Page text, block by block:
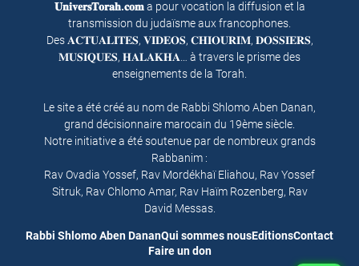
𝐔𝐧𝐢𝐯𝐞𝐫𝐬𝐓𝐨𝐫𝐚𝐡.𝐜𝐨𝐦a pour vocation la diffusion et la
transmission du judaïsme aux francophones.
Des 𝐀𝐂𝐓𝐔𝐀𝐋𝐈𝐓𝐄𝐒, 𝐕𝐈𝐃𝐄𝐎𝐒, 𝐂𝐇𝐈𝐎𝐔𝐑𝐈𝐌, 𝐃𝐎𝐒𝐒𝐈𝐄𝐑𝐒,
𝐌𝐔𝐒𝐈𝐐𝐔𝐄𝐒, 𝐇𝐀𝐋𝐀𝐊𝐇𝐀… à travers le prisme des
enseignements de la Torah.
Le site a été créé au nom de Rabbi Shlomo Aben Danan,
grand décisionnaire marocain du 19ème siècle.
Notre initiative a été soutenue par de nombreux grands
Rabbanim :
Rav Ovadia Yossef, Rav Mordékhaï Eliahou, Rav Yossef
Sitruk, Rav Chlomo Amar, Rav Haïm Rozenberg, Rav
David Messas.
Rabbi Shlomo Aben DananQui sommes nousEditionsContact
Faire un don